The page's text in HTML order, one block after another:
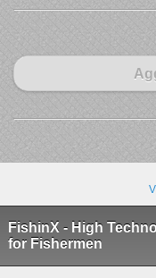
FishinX - High
for Fishermen